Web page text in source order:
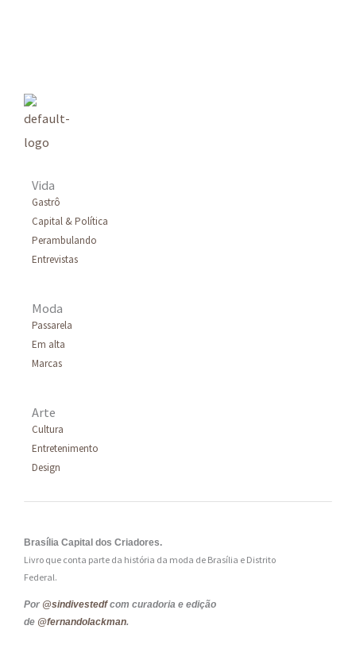
Vida
Gastrô
Capital & Política
Perambulando
Entrevistas
Moda
Passarela
Em alta
Marcas
Arte
Cultura
Entretenimento
Design
Brasília Capital dos Criadores.
Livro que conta parte da história da moda de Brasília e Distrito
Federal.
Por @sindivestedfcom curadoria e edição
de @fernandolackman.